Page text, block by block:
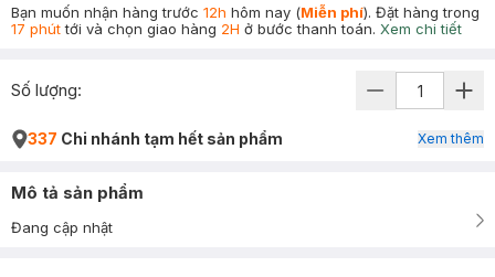
Bạn muốn nhận hàng trước 12h hôm nay (Miễn phí). Đặt hàng trong
17 phúttới và chọn giao hàng 2H ở bước thanh toán. Xem chi tiết
Số lượng:
337 Chi nhánh tạm hết sản phẩm Xem thêm
Mô tả sản phẩm
Đang cập nhật